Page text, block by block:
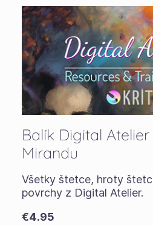
Balík Digital
Mirandu
Všetky štetce, hroty
povrchy z Digital Atelier.
€4.95